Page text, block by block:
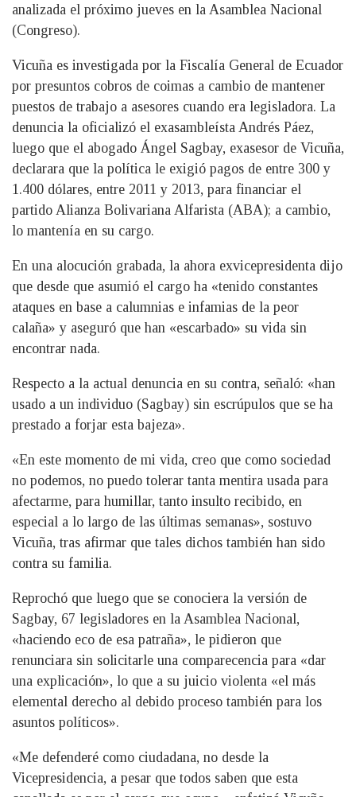
analizada el próximo jueves en la Asamblea Nacional
(Congreso).
Vicuña es investigada por la Fiscalía General de Ecuador
por presuntos cobros de coimas a cambio de mantener
puestos de trabajo a asesores cuando era legisladora. La
denuncia la oficializó el exasambleísta Andrés Páez,
luego que el abogado Ángel Sagbay, exasesor de Vicuña,
declarara que la política le exigió pagos de entre 300 y
1.400 dólares, entre 2011 y 2013, para financiar el
partido Alianza Bolivariana Alfarista (ABA); a cambio,
lo mantenía en su cargo.
En una alocución grabada, la ahora exvicepresidenta dijo
que desde que asumió el cargo ha «tenido constantes
ataques en base a calumnias e infamias de la peor
calaña» y aseguró que han «escarbado» su vida sin
encontrar nada.
Respecto a la actual denuncia en su contra, señaló: «han
usado a un individuo (Sagbay) sin escrúpulos que se ha
prestado a forjar esta bajeza».
«En este momento de mi vida, creo que como sociedad
no podemos, no puedo tolerar tanta mentira usada para
afectarme, para humillar, tanto insulto recibido, en
especial a lo largo de las últimas semanas», sostuvo
Vicuña, tras afirmar que tales dichos también han sido
contra su familia.
Reprochó que luego que se conociera la versión de
Sagbay, 67 legisladores en la Asamblea Nacional,
«haciendo eco de esa patraña», le pidieron que
renunciara sin solicitarle una comparecencia para «dar
una explicación», lo que a su juicio violenta «el más
elemental derecho al debido proceso también para los
asuntos políticos».
«Me defenderé como ciudadana, no desde la
Vicepresidencia, a pesar que todos saben que esta